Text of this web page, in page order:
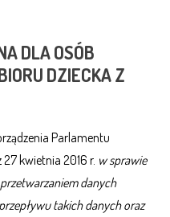
DLA OSÓB
DZIECKA Z
Parlamentu
kwietnia 2016 r. w sprawie
danych
takich danych oraz